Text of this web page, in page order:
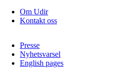
Om Udir
Kontakt oss
Presse
Nyhetsvarsel
English pages